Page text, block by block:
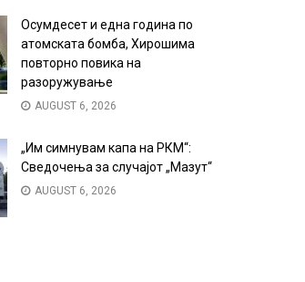
Осумдесет и една година по
атомската бомба, Хирошима
повторно повика на
разоружување
AUGUST 6, 2026
„Им симнувам капа на РКМ“:
Сведочења за случајот „Мазут“
AUGUST 6, 2026